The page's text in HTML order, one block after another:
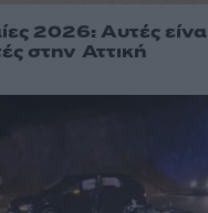
2026: Αυτές
στην Αττική